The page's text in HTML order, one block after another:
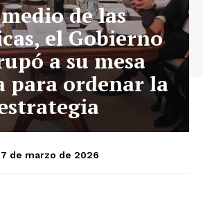
de las
el Gobierno
a su mesa
para ordenar la
de marzo de 2026